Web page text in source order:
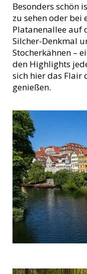
Besonders schön
zu sehen oder bei
Platanenallee auf
Silcher-Denkmal
Stocherkähnen –
den Highlights
sich hier das Flair
genießen.